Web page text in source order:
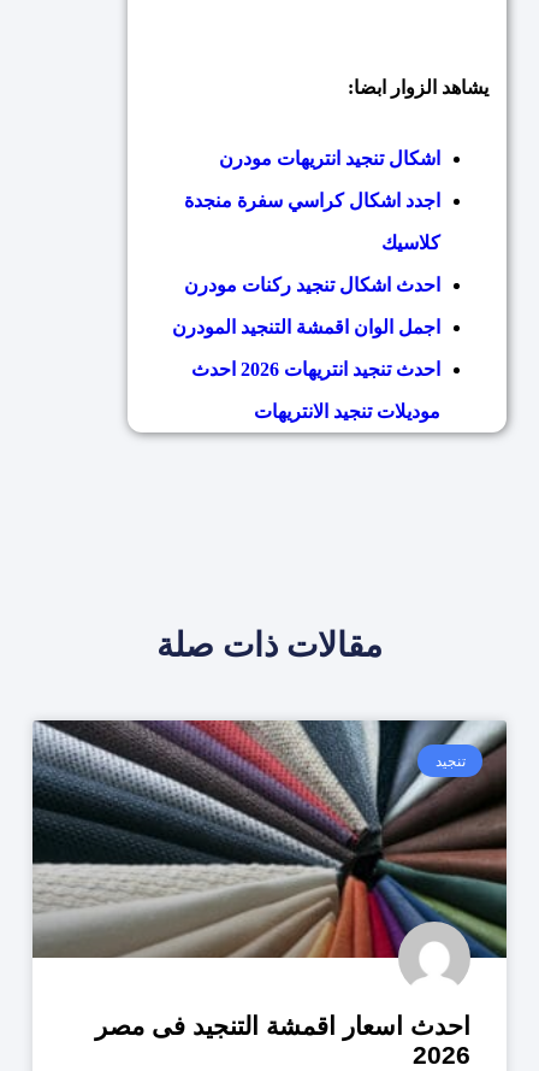
يشاهد الزوار ابضا:
اشكال تنجيد انتريهات مودرن
اجدد اشكال كراسي سفرة منجدة
كلاسيك
احدث اشكال تنجيد ركنات مودرن
اجمل الوان اقمشة التنجيد المودرن
احدث تنجيد انتريهات 2026 احدث
موديلات تنجيد الانتريهات
مقالات ذات صلة
تنجيد
احدث اسعار اقمشة التنجيد فى مصر
2026